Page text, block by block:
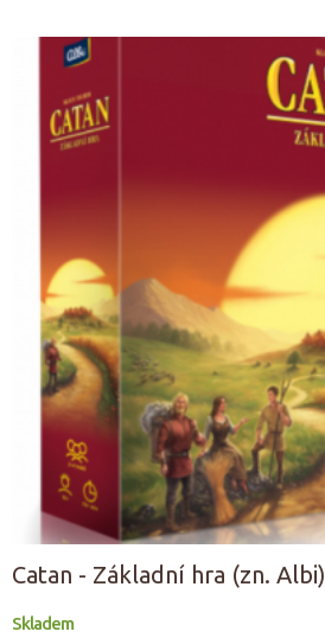
Catan - Základní hra (zn. Albi)
Skladem